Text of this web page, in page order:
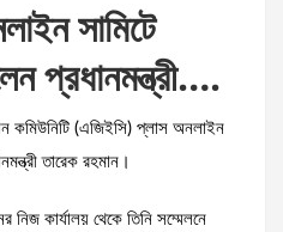
সামিটে
প্রধানমন্ত্রী….
কমিউনিটি (এজিইসি) প্লাস অনলাইন
তারেক রহমান।
কার্যালয় থেকে তিনি সম্মেলনে